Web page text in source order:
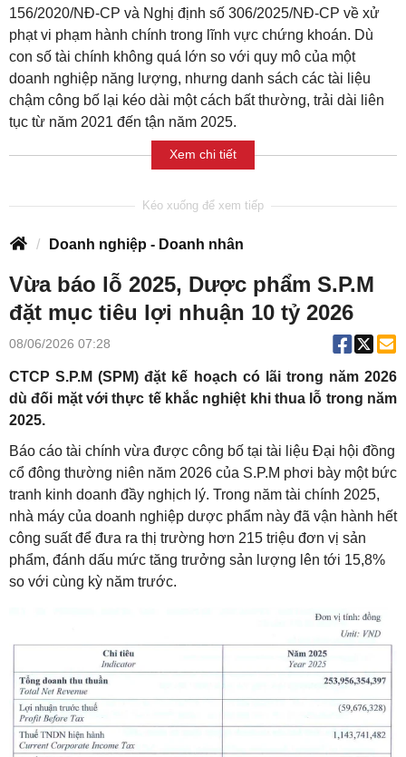
156/2020/NĐ-CP và Nghị định số 306/2025/NĐ-CP về xử
phạt vi phạm hành chính trong lĩnh vực chứng khoán. Dù
con số tài chính không quá lớn so với quy mô của một
doanh nghiệp năng lượng, nhưng danh sách các tài liệu
chậm công bố lại kéo dài một cách bất thường, trải dài liên
tục từ năm 2021 đến tận năm 2025.
Xem chi tiết
Doanh nghiệp - Doanh nhân
Vừa báo lỗ 2025, Dược phẩm S.P.M
đặt mục tiêu lợi nhuận 10 tỷ 2026
08/06/2026 07:28
CTCP S.P.M (SPM) đặt kế hoạch có lãi trong năm 2026
dù đối mặt với thực tế khắc nghiệt khi thua lỗ trong năm
2025.
Báo cáo tài chính vừa được công bố tại tài liệu Đại hội đồng
cổ đông thường niên năm 2026 của S.P.M phơi bày một bức
tranh kinh doanh đầy nghịch lý. Trong năm tài chính 2025,
nhà máy của doanh nghiệp dược phẩm này đã vận hành hết
công suất để đưa ra thị trường hơn 215 triệu đơn vị sản
phẩm, đánh dấu mức tăng trưởng sản lượng lên tới 15,8%
so với cùng kỳ năm trước.